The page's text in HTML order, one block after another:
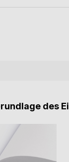
des